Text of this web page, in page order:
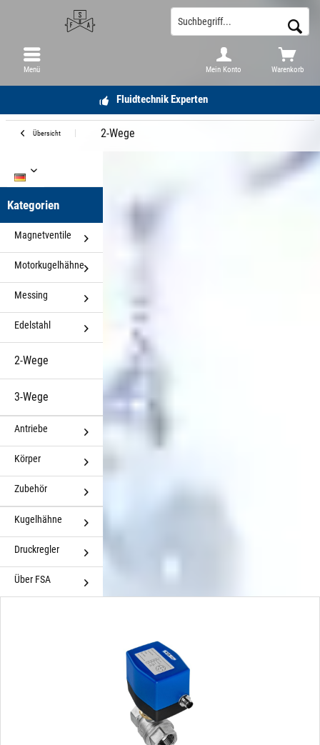
Fluidtechnik Experten
Warenkorb
Mein Konto
Menü
Übersicht 2-Wege
Kategorien
Magnetventile
Motorkugelhähne
Messing
Edelstahl
2-Wege
3-Wege
Antriebe
Körper
Zubehör
Kugelhähne
Druckregler
Über FSA